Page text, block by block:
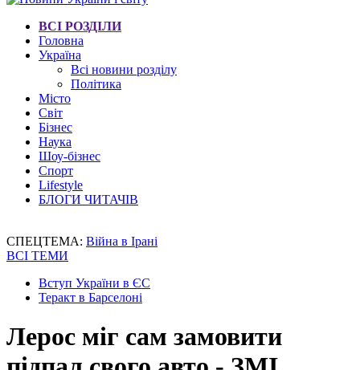
ВСІ РОЗДІЛИ
Головна
Україна
Всі новини розділу
Політика
Місто
Світ
Бізнес
Наука
Шоу-бізнес
Спорт
Lifestyle
БЛОГИ ЧИТАЧІВ
СПЕЦТЕМА: Війна в Ірані
ВСІ ТЕМИ
Вступ України в ЄС
Теракт в Барселоні
Лерос міг сам замовити